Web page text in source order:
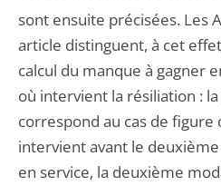
sont ensuite précisées. Les
article distinguent, à cet
calcul du manque à gagner
où intervient la résiliation :
correspond au cas de figure
intervient avant le
en service, la deuxième